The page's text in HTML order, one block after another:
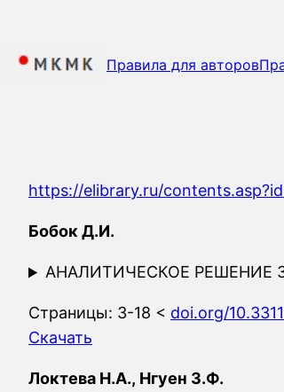
содержимомуПравила для авторов
https://elibrary.ru/
Бобок Д.И.
АНАЛИТИЧЕСКОЕ
Страницы: 3-18 < doi.org/
Скачать
Локтева Н.А., Нгуен З.Ф.